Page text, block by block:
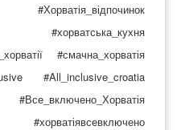
#Хорватія_відпочинок
#хорватська_кухня
#смачна_хорватія
#All_inclusive_croatia
#Все_включено_Хорватія
#хорватіявсевключено